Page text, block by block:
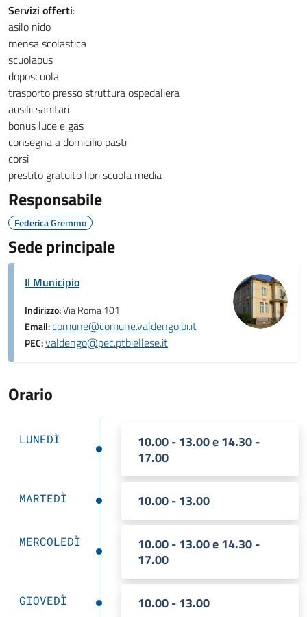
Servizi offerti:
asilo nido
mensa scolastica
scuolabus
doposcuola
trasporto presso struttura ospedaliera
ausilii sanitari
bonus luce e gas
consegna a domicilio pasti
corsi
prestito gratuito libri scuola media
Responsabile
Federica Gremmo
Sede principale
Il Municipio
Indirizzo:Via Roma 101
Email:comune@comune.valdengo.bi.it
PEC:valdengo@pec.ptbiellese.it
Orario
LUNEDÌ
10.00 - 13.00 e 14.30 -
17.00
MARTEDÌ 10.00 - 13.00
MERCOLEDÌ
10.00 - 13.00 e 14.30 -
17.00
GIOVEDÌ 10.00 - 13.00